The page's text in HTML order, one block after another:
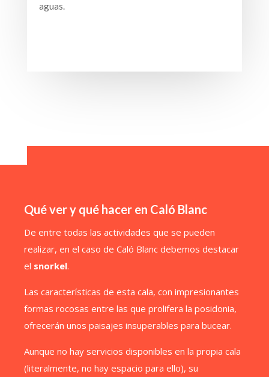
aguas.
Qué ver y qué hacer en Caló Blanc
De entre todas las actividades que se pueden
realizar, en el caso de Caló Blanc debemos destacar
el snorkel.
Las características de esta cala, con impresionantes
formas rocosas entre las que prolifera la posidonia,
ofrecerán unos paisajes insuperables para bucear.
Aunque no hay servicios disponibles en la propia cala
(literalmente, no hay espacio para ello), su